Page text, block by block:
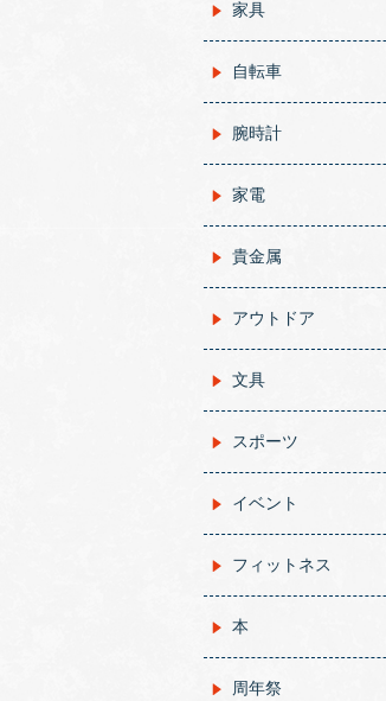
家具
自転車
腕時計
家電
貴金属
アウトドア
文具
スポーツ
イベント
フィットネス
本
周年祭